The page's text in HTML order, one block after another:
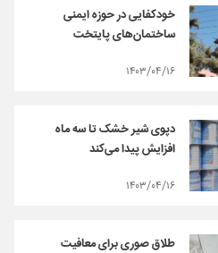
خودکفایی در حوزه ایمنی
ساختمان‌های پایتخت
۱۴۰۳/۰۴/۱۶
دپوی شیر خشک تا سه ماه
افزایش پیدا می‌کند
۱۴۰۳/۰۴/۱۶
طلاق صوری برای معافیت